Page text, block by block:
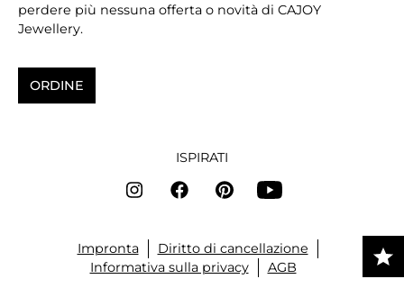
perdere più nessuna offerta o novità di CAJOY
Jewellery.
ORDINE
ISPIRATI
Impronta
Diritto di cancellazione
Informativa sulla privacy
AGB